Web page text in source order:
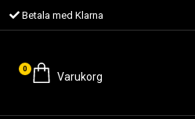
Betala med Klarna
0
Varukorg